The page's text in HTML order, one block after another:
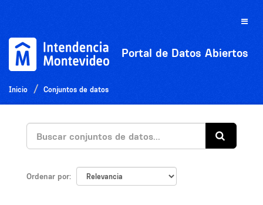
Toggle
Portal de Datos Abiertos
Inicio Conjuntos de datos
Ordenar por